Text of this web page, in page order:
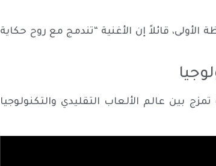
قائلاً إن الأغنية “تندمج مع روح حكاية
بين عالم الألعاب التقليدي والتكنولوجيا